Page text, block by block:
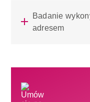
Badanie
adresem